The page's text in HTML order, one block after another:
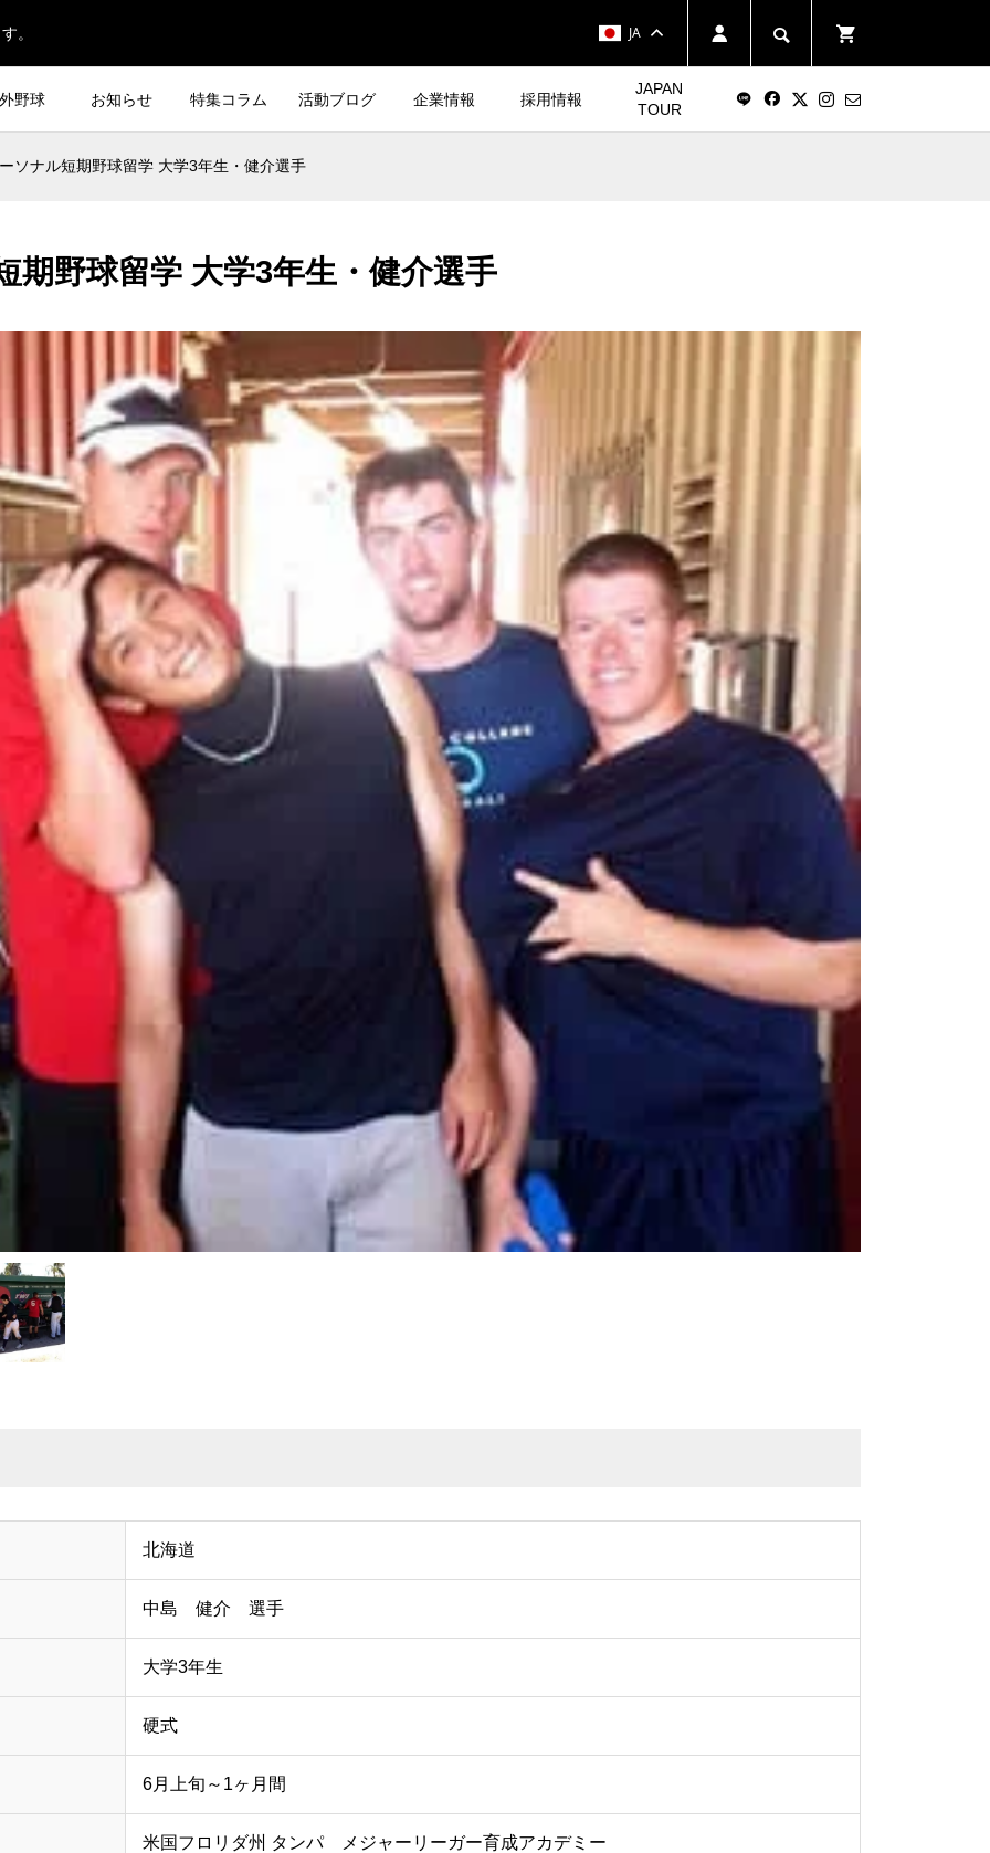
。 JA
野球 お知らせ 特集コラム 活動ブログ 企業情報 採用情報
JAPAN
TOUR
ソナル短期野球留学 大学3年生・健介選手
期野球留学 大学3年生・健介選手
北海道
中島 健介 選手
大学3年生
硬式
6月上旬～1ヶ月間
米国フロリダ州 タンパ メジャーリーガー育成アカデミー